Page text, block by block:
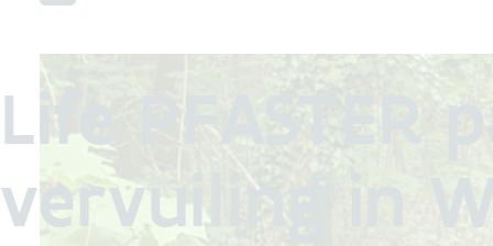
Life PFASTER
vervuiling in